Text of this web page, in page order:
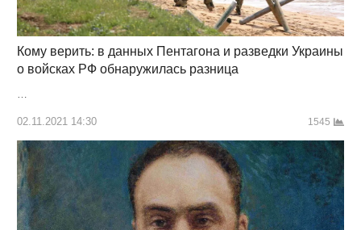
Кому верить: в данных Пентагона и разведки Украины
о войсках РФ обнаружилась разница
…
02.11.2021 14:30 1545